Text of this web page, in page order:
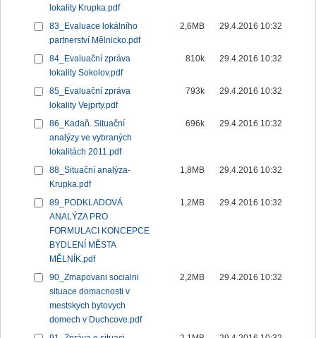
lokality Krupka.pdf
83_Evaluace lokálního
partnerství Mělnicko.pdf
2,6MB 29.4.2016 10:32
84_Evaluační zpráva
lokality Sokolov.pdf
810k 29.4.2016 10:32
85_Evaluační zpráva
lokality Vejprty.pdf
793k 29.4.2016 10:32
86_Kadaň. Situační
analýzy ve vybraných
lokalitách 2011.pdf
696k 29.4.2016 10:32
88_Situační analýza-
Krupka.pdf
1,8MB 29.4.2016 10:32
89_PODKLADOVÁ
ANALÝZA PRO
FORMULACI KONCEPCE
BYDLENÍ MĚSTA
MĚLNÍK.pdf
1,2MB 29.4.2016 10:32
90_Zmapovani socialni
situace domacnosti v
mestskych bytovych
domech v Duchcove.pdf
2,2MB 29.4.2016 10:32